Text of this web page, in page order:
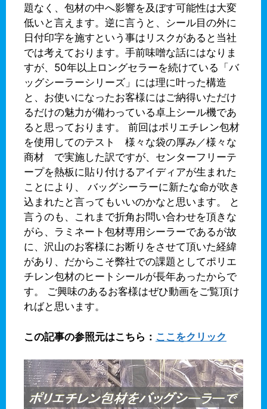
題なく、包材の中へ影響を及ぼす可能性は大変
低いと言えます。逆に言うと、シール目の外に
日付印字を施すという事はリスクがあると当社
では考えております。手前味噌な話にはなりま
すが、50年以上ロングセラーを続けている「バ
ッグシーラーシリーズ」には理に叶った構造
と、お使いになったお客様にはご納得いただけ
るだけの魅力が備わっている卓上シール機であ
ると思っております。 前回はポリエチレン包材
を使用してのテスト 様々な袋の厚み／様々な
商材 で実施した訳ですが、センターフリーテ
ープを熱板に貼り付けるアイディアが生まれた
ことにより、 バッグシーラーに新たな命が吹き
込まれたと言ってもいいのかなと思います。 と
言うのも、これまで折角お問い合わせを頂きな
がら、ラミネート包材専用シーラーであるが故
に、沢山のお客様にお断りをさせて頂いた経緯
があり、だからこそ弊社での課題としてポリエ
チレン包材のヒートシールが長年あったからで
す。 ご興味のあるお客様はぜひ動画をご覧頂け
ればと思います。
この記事の参照元はこちら： ここをクリック